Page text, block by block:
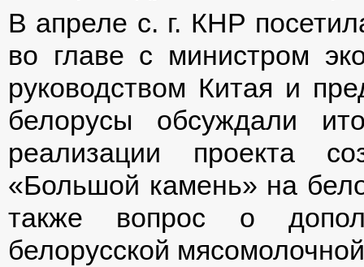
В апреле с. г. КНР
во главе с министром
руководством Китая и
белорусы обсуждали
реализации проекта
«Большой камень» на
также вопрос о
белорусской